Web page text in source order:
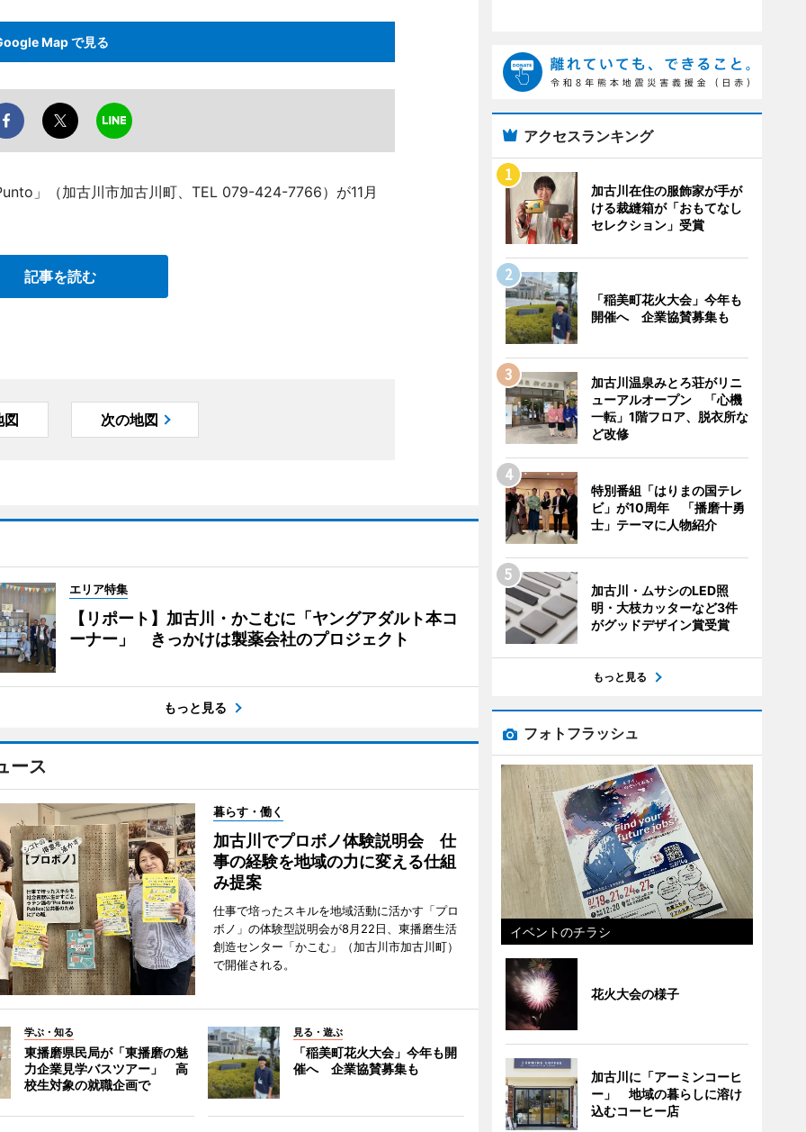
Map で見る
」（加古川市加古川町、TEL 079-424-7766）が11月
記事を読む
図 次の地図
エリア特集
【リポート】加古川・かこむに「ヤングアダルト本コ
ーナー」 きっかけは製薬会社のプロジェクト
もっと見る
ース
暮らす・働く
加古川でプロボノ体験説明会 仕
事の経験を地域の力に変える仕組
み提案
仕事で培ったスキルを地域活動に活かす「プロ
ボノ」の体験型説明会が8月22日、東播磨生活
創造センター「かこむ」（加古川市加古川町）
で開催される。
学ぶ・知る
東播磨県民局が「東播磨の魅
力企業見学バスツアー」 高
校生対象の就職企画で
見る・遊ぶ
「稲美町花火大会」今年も開
催へ 企業協賛募集も
アクセスランキング
加古川在住の服飾家が手が
ける裁縫箱が「おもてなし
セレクション」受賞
「稲美町花火大会」今年も
開催へ 企業協賛募集も
加古川温泉みとろ荘がリニ
ューアルオープン 「心機
一転」1階フロア、脱衣所な
ど改修
特別番組「はりまの国テレ
ビ」が10周年 「播磨十勇
士」テーマに人物紹介
加古川・ムサシのLED照
明・大枝カッターなど3件
がグッドデザイン賞受賞
もっと見る
フォトフラッシュ
イベントのチラシ
花火大会の様子
加古川に「アーミンコーヒ
ー」 地域の暮らしに溶け
込むコーヒー店